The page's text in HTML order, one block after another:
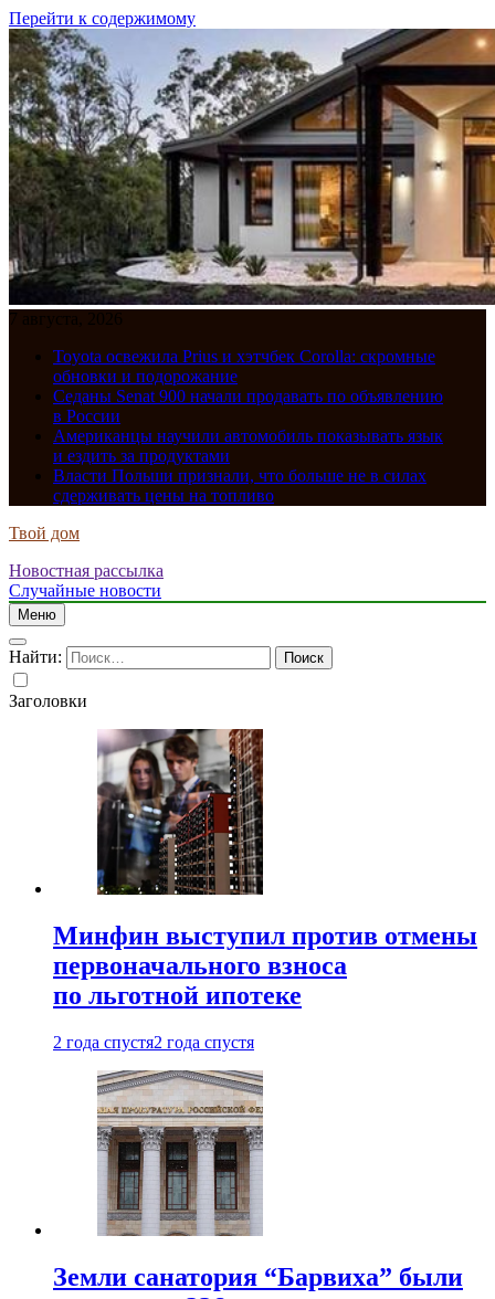
Перейти к содержимому
7 августа, 2026
Toyota освежила Prius и хэтчбек Corolla: скромные
обновки и подорожание
Седаны Senat 900 начали продавать по объявлению
в России
Американцы научили автомобиль показывать язык
и ездить за продуктами
Власти Польши признали, что больше не в силах
сдерживать цены на топливо
Твой дом
Новостная рассылка
Случайные новости
Меню
Найти:
Заголовки
Минфин выступил против отмены
первоначального взноса
по льготной ипотеке
2 года спустя2 года спустя
Земли санатория “Барвиха” были